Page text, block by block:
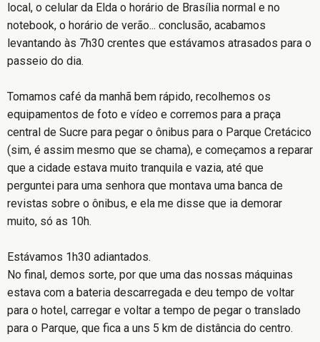
local, o celular da Elda o horário de Brasília normal e no
notebook, o horário de verão... conclusão, acabamos
levantando às 7h30 crentes que estávamos atrasados para o
passeio do dia.
Tomamos café da manhã bem rápido, recolhemos os
equipamentos de foto e vídeo e corremos para a praça
central de Sucre para pegar o ônibus para o Parque Cretácico
(sim, é assim mesmo que se chama), e começamos a reparar
que a cidade estava muito tranquila e vazia, até que
perguntei para uma senhora que montava uma banca de
revistas sobre o ônibus, e ela me disse que ia demorar
muito, só as 10h.
Estávamos 1h30 adiantados.
No final, demos sorte, por que uma das nossas máquinas
estava com a bateria descarregada e deu tempo de voltar
para o hotel, carregar e voltar a tempo de pegar o translado
para o Parque, que fica a uns 5 km de distância do centro.